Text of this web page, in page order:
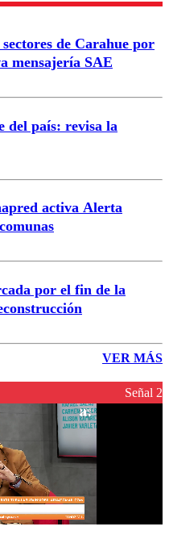
de Carahue por
mensajería SAE
del país: revisa la
activa Alerta
por el fin de la
VER MÁS
Señal 2